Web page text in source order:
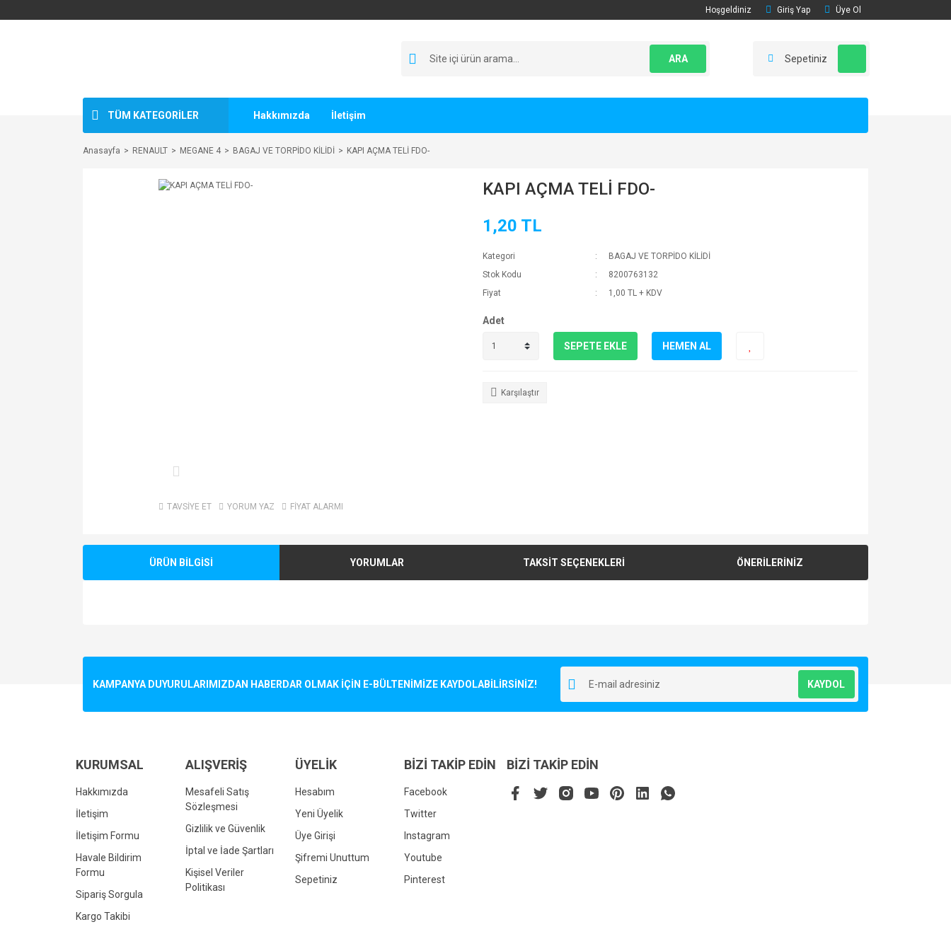
Hoşgeldiniz Giriş Yap Üye Ol
ARA Sepetiniz
TÜM KATEGORİLER Hakkımızda İletişim
Anasayfa RENAULT MEGANE 4 BAGAJ VE TORPİDO KİLİDİ KAPI AÇMA TELİ FDO-
TAVSİYE ET YORUM YAZ FİYAT ALARMI
KAPI AÇMA TELİ FDO-
1,20 TL
Kategori
BAGAJ VE TORPİDO KİLİDİ
Stok Kodu
8200763132
Fiyat
1,00 TL + KDV
Adet
SEPETE EKLE HEMEN AL
Karşılaştır
ÜRÜN BİLGİSİ YORUMLAR TAKSİT SEÇENEKLERİ ÖNERİLERİNİZ
Ürün resmi kalitesiz, bozuk veya görüntülenemiyor.
Bu ürüne benzer farklı alternatifler olmalı.
KAMPANYA DUYURULARIMIZDAN HABERDAR OLMAK İÇİN E-BÜLTENİMİZE KAYDOLABİLİRSİNİZ! KAYDOL
KURUMSAL
Hakkımızda
İletişim
İletişim Formu
Havale Bildirim
Formu
Sipariş Sorgula
Kargo Takibi
ALIŞVERİŞ
Mesafeli Satış
Sözleşmesi
Gizlilik ve Güvenlik
İptal ve İade Şartları
Kişisel Veriler
Politikası
ÜYELİK
Hesabım
Yeni Üyelik
Üye Girişi
Şifremi Unuttum
Sepetiniz
BİZİ TAKİP EDİN
Facebook
Twitter
Instagram
Youtube
Pinterest
BİZİ TAKİP EDİN